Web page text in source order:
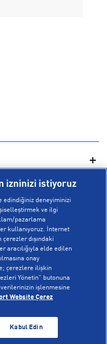
izninizi istiyoruz
edindiğiniz deneyiminizi
ve ilgi
pazarlama
kullanıyoruz. İnternet
çerezler dışındaki
aracılığıyla elde edilen
onay
çerezlere ilişkin
Yönetin” butonuna
işlenmesine
Website Çerez
Kabul Edin